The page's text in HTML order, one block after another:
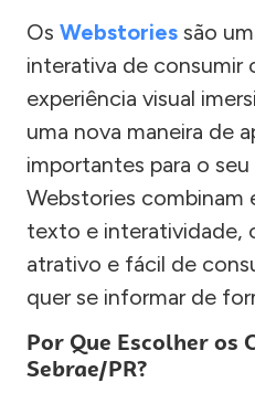
Os Webstories são
interativa de consumir
experiência visual
uma nova maneira de
importantes para o
Webstories combinam
texto e interatividade,
atrativo e fácil de
quer se informar de
Por Que Escolher os
Sebrae/PR?